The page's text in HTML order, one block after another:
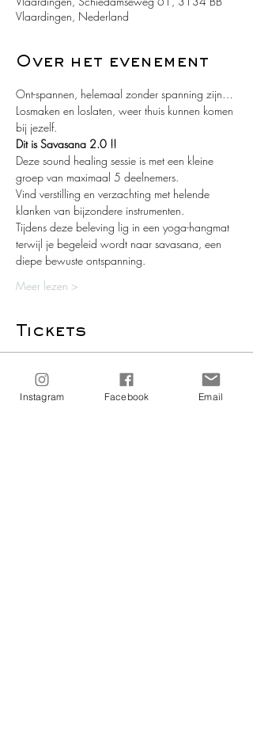
Vlaardingen, Nederland
Over het evenement
Ont-spannen, helemaal zonder spanning zijn…
Losmaken en loslaten, weer thuis kunnen komen
bij jezelf.
Dit is Savasana 2.0 !!
Deze sound healing sessie is met een kleine
groep van maximaal 5 deelnemers.
Vind verstilling en verzachting met helende
klanken van bijzondere instrumenten.
Tijdens deze beleving lig in een yoga-hangmat
terwijl je begeleid wordt naar savasana, een
diepe bewuste ontspanning.
Meer lezen >
Tickets
Uitverkocht
Soort ticket
Instagram Facebook Email